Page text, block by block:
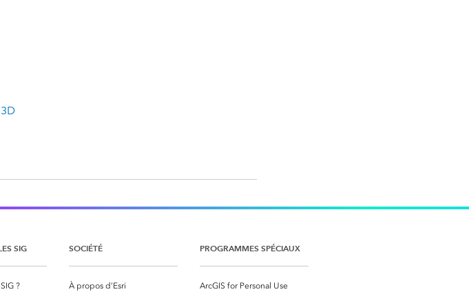
SIG
?
SOCIÉTÉ
À propos d’Esri
PROGRAMMES SPÉCIAUX
ArcGIS for Personal Use